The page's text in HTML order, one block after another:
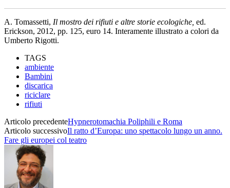
A. Tomassetti, Il mostro dei rifiuti e altre storie ecologiche, ed.
Erickson, 2012, pp. 125, euro 14. Interamente illustrato a colori da
Umberto Rigotti.
TAGS
ambiente
Bambini
discarica
riciclare
rifiuti
Articolo precedenteHypnerotomachia Poliphili e Roma
Articolo successivoIl ratto d’Europa: uno spettacolo lungo un anno.
Fare gli europei col teatro